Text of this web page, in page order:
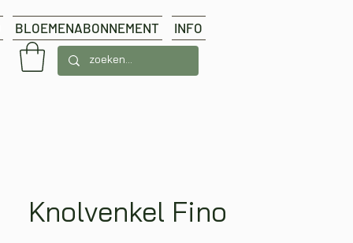
BLOEMENABONNEMENT INFO
Knolvenkel Fino